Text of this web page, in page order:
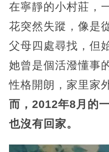
在寧靜的小村莊，
花突然失蹤，像是
父母四處尋找，但
她曾是個活潑懂事
性格開朗，家里家
而，2012年8月的
也沒有回家。